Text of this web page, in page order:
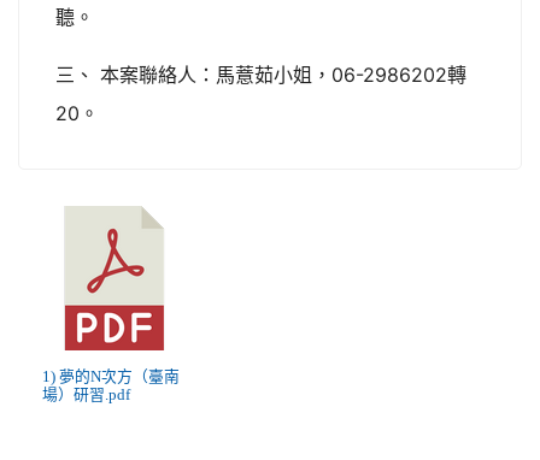
聽。
三、 本案聯絡人：馬薏茹小姐，06-2986202轉
20。
1) 夢的N次方（臺南
場）研習.pdf